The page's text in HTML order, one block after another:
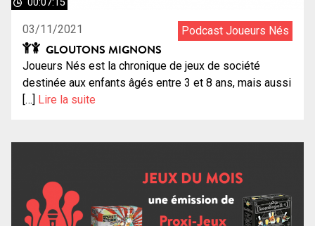
00:07:15
03/11/2021 Podcast Joueurs Nés
GLOUTONS MIGNONS
Joueurs Nés est la chronique de jeux de société
destinée aux enfants âgés entre 3 et 8 ans, mais aussi
[…] Lire la suite